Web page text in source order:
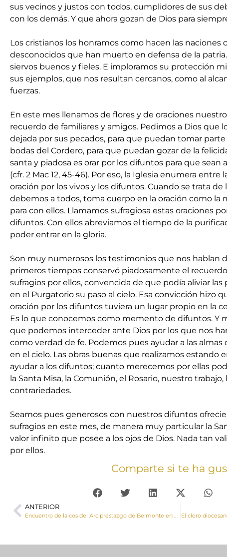
sus vecinos y justos con todos, cumplidores de sus
con los demás. Y que ahora gozan de Dios para
Los cristianos los honramos como hacen las naciones
desconocidos que han muerto en defensa de la
siervos buenos y fieles. E imploramos su protección
sus ejemplos, que nos resultan cercanos, como al
fuerzas.
En este mes llenamos de flores y de oraciones
recuerdo de familiares y amigos. Pedimos a Dios que
dejada por sus pecados, para que puedan tomar
bodas del Cordero, para que puedan gozar de la
santa y piadosa es orar por los difuntos para que sean
(cfr. 2 Mac 12, 45-46). Por eso, la Iglesia enumera entre
oración por los vivos y los difuntos. Cuando se trata
debemos a todos, toma cuerpo en la oración como la
para con ellos. Llamamos sufragiosa estas oraciones
difuntos. Con ellos abreviamos el tiempo de la
poder entrar en la gloria.
Son muy numerosos los testimonios que nos hablan
primeros tiempos conservó piadosamente el
sufragios por ellos, convencida de que podía aliviar
en el Purgatorio su paso al cielo. Esa convicción hizo
oración por los difuntos tuviera un lugar propio en la
Es lo que conocemos como memento de difuntos. Y
que podemos interceder ante Dios por los que nos
como verdad de fe. Podemos pues ayudar a las
en el cielo. Las obras buenas que realizamos estando
ayudar a los difuntos; cuanto merecemos por ellas
la Santa Misa, la Comunión, el Rosario, nuestro
contrariedades.
Seamos pues generosos con nuestros difuntos
sufragios en este mes, de manera muy particular la
valor infinito que posee a los ojos de Dios. Nada tan
por ellos.
Comparte si te ha
ANTERIOR